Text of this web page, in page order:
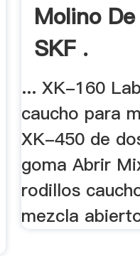
Molino
SKF .
... XK-160
caucho para
XK-450 de
goma Abrir
rodillos
mezcla